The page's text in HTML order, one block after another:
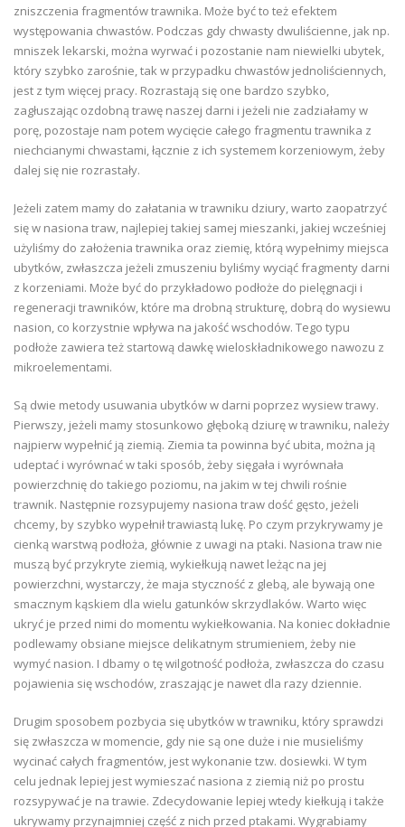
zniszczenia fragmentów trawnika. Może być to też efektem
występowania chwastów. Podczas gdy chwasty dwuliścienne, jak np.
mniszek lekarski, można wyrwać i pozostanie nam niewielki ubytek,
który szybko zarośnie, tak w przypadku chwastów jednoliściennych,
jest z tym więcej pracy. Rozrastają się one bardzo szybko,
zagłuszając ozdobną trawę naszej darni i jeżeli nie zadziałamy w
porę, pozostaje nam potem wycięcie całego fragmentu trawnika z
niechcianymi chwastami, łącznie z ich systemem korzeniowym, żeby
dalej się nie rozrastały.
Jeżeli zatem mamy do załatania w trawniku dziury, warto zaopatrzyć
się w nasiona traw, najlepiej takiej samej mieszanki, jakiej wcześniej
użyliśmy do założenia trawnika oraz ziemię, którą wypełnimy miejsca
ubytków, zwłaszcza jeżeli zmuszeniu byliśmy wyciąć fragmenty darni
z korzeniami. Może być do przykładowo podłoże do pielęgnacji i
regeneracji trawników, które ma drobną strukturę, dobrą do wysiewu
nasion, co korzystnie wpływa na jakość wschodów. Tego typu
podłoże zawiera też startową dawkę wieloskładnikowego nawozu z
mikroelementami.
Są dwie metody usuwania ubytków w darni poprzez wysiew trawy.
Pierwszy, jeżeli mamy stosunkowo głęboką dziurę w trawniku, należy
najpierw wypełnić ją ziemią. Ziemia ta powinna być ubita, można ją
udeptać i wyrównać w taki sposób, żeby sięgała i wyrównała
powierzchnię do takiego poziomu, na jakim w tej chwili rośnie
trawnik. Następnie rozsypujemy nasiona traw dość gęsto, jeżeli
chcemy, by szybko wypełnił trawiastą lukę. Po czym przykrywamy je
cienką warstwą podłoża, głównie z uwagi na ptaki. Nasiona traw nie
muszą być przykryte ziemią, wykiełkują nawet leżąc na jej
powierzchni, wystarczy, że maja styczność z glebą, ale bywają one
smacznym kąskiem dla wielu gatunków skrzydlaków. Warto więc
ukryć je przed nimi do momentu wykiełkowania. Na koniec dokładnie
podlewamy obsiane miejsce delikatnym strumieniem, żeby nie
wymyć nasion. I dbamy o tę wilgotność podłoża, zwłaszcza do czasu
pojawienia się wschodów, zraszając je nawet dla razy dziennie.
Drugim sposobem pozbycia się ubytków w trawniku, który sprawdzi
się zwłaszcza w momencie, gdy nie są one duże i nie musieliśmy
wycinać całych fragmentów, jest wykonanie tzw. dosiewki. W tym
celu jednak lepiej jest wymieszać nasiona z ziemią niż po prostu
rozsypywać je na trawie. Zdecydowanie lepiej wtedy kiełkują i także
ukrywamy przynajmniej część z nich przed ptakami. Wygrabiamy